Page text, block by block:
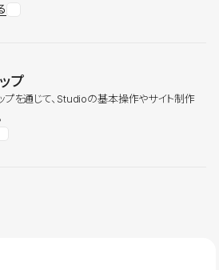
プ
プを通じて、Studioの基本操作やサイト制作